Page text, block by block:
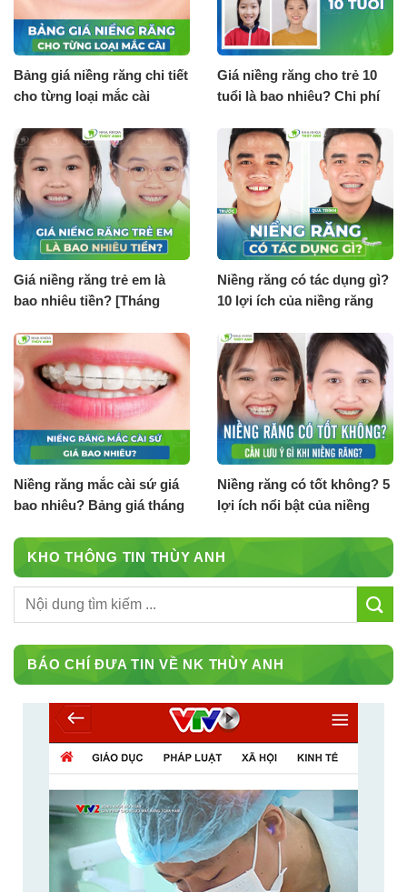
Bảng giá niềng răng chi tiết
cho từng loại mắc cài
Giá niềng răng cho trẻ 10
tuổi là bao nhiêu? Chi phí
Giá niềng răng trẻ em là
bao nhiêu tiền? [Tháng
Niềng răng có tác dụng gì?
10 lợi ích của niềng răng
Niềng răng mắc cài sứ giá
bao nhiêu? Bảng giá tháng
Niềng răng có tốt không? 5
lợi ích nổi bật của niềng
KHO THÔNG TIN THÙY ANH
BÁO CHÍ ĐƯA TIN VỀ NK THÙY ANH